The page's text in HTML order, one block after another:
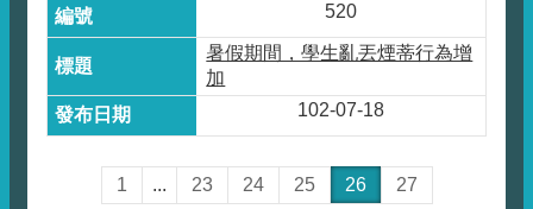
520
暑假期間，學生亂丟煙蒂行為增
加
102-07-18
1 ... 23 24 25 26 27